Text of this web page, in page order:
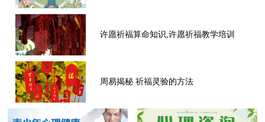
许愿祈福算命知识,许愿祈福教学培训
周易揭秘 祈福灵验的方法